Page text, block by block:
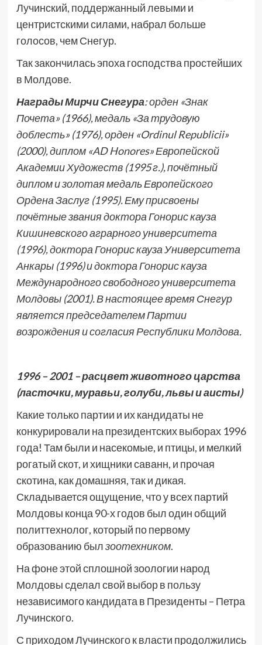
Лучинский, поддержанный левыми и
центристскими силами, набрал больше
голосов, чем Снегур.
Так закончилась эпоха господства простейших
в Молдове.
Награды Мирчи Снегура: орден «Знак
Почета» (1966), медаль «За трудовую
доблесть» (1976), орден «Ordinul Republicii»
(2000), диплом «AD Honores» Европейской
Академии Художеств (1995 г.), почётный
диплом и золотая медаль Европейского
Ордена Заслуг (1995). Ему присвоены
почётные звания доктора Гонорис кауза
Кишиневского аграрного университета
(1996), доктора Гонорис кауза Университета
Анкары (1996) и доктора Гонорис кауза
Международного свободного университета
Молдовы (2001).В настоящее время Снегур
является председателем Партии
возрождения и согласия Республики Молдова.
1996 – 2001 – расцвет животного царства
(ласточки, муравьи, голуби, львы и аисты)
Какие только партии и их кандидаты не
конкурировали на президентских выборах 1996
года! Там были и насекомые, и птицы, и мелкий
рогатый скот, и хищники саванн, и прочая
скотина, как домашняя, так и дикая.
Складывается ощущение, что у всех партий
Молдовы конца 90-х годов был один общий
политтехнолог, который по первому
образованию былзоотехником.
На фоне этой сплошной зоологии народ
Молдовы сделал свой выбор в пользу
независимого кандидата в Президенты – Петра
Лучинского.
С приходом Лучинского к власти продолжились